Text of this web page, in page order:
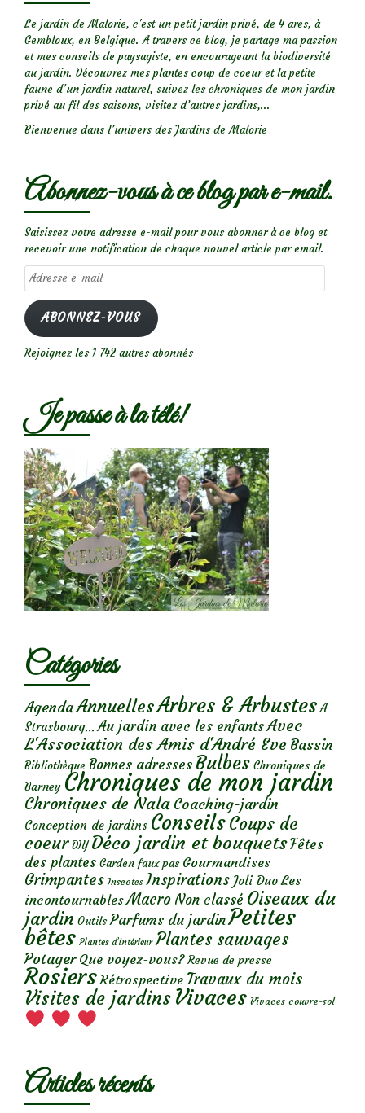
Le jardin de Malorie, c'est un petit jardin privé, de 4 ares, à
Gembloux, en Belgique. A travers ce blog, je partage ma passion
et mes conseils de paysagiste, en encourageant la biodiversité
au jardin. Découvrez mes plantes coup de coeur et la petite
faune d’un jardin naturel, suivez les chroniques de mon jardin
privé au fil des saisons, visitez d’autres jardins,...
Bienvenue dans l’univers des Jardins de Malorie
Abonnez-vous à ce blog par e-mail.
Saisissez votre adresse e-mail pour vous abonner à ce blog et
recevoir une notification de chaque nouvel article par email.
Adresse
e-
mail
ABONNEZ-VOUS
Rejoignez les 1 742 autres abonnés
Je passe à la télé!
Catégories
AgendaAnnuellesArbres & Arbustes A
Strasbourg... Au jardin avec les enfantsAvec
L'Association des Amis d'André Eve Bassin
Bibliothèque Bonnes adresses Bulbes Chroniques de
Barney Chroniques de mon jardin
Chroniques de Nala Coaching-jardin
Conception de jardins ConseilsCoups de
coeur DIY Déco jardin et bouquetsFêtes
des plantes Garden faux pas Gourmandises
Grimpantes Insectes Inspirations Joli Duo Les
incontournables Macro Non classé Oiseaux du
jardin Outils Parfums du jardinPetites
bêtes Plantes d’intérieur Plantes sauvages
Potager Que voyez-vous? Revue de presse
Rosiers Rétrospective Travaux du mois
Visites de jardins Vivaces Vivaces couvre-sol
Articles récents